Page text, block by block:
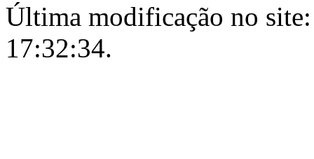
Última modificação no
17:32:34.